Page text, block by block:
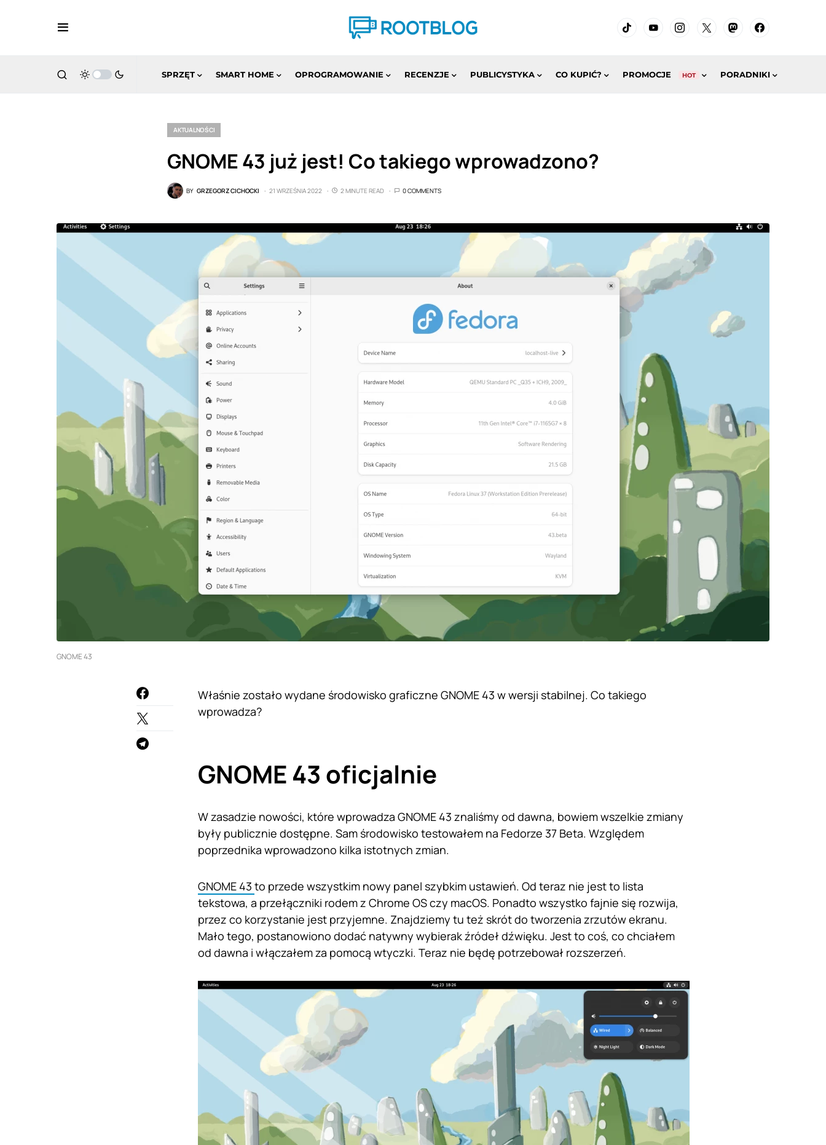
SPRZĘT SMART HOME OPROGRAMOWANIE RECENZJE PUBLICYSTYKA CO KUPIĆ? PROMOCJE HOT PORADNIKI
AKTUALNOŚCI
GNOME 43 już jest! Co takiego wprowadzono?
BY GRZEGORZ CICHOCKI 21 WRZEŚNIA 2022 2 MINUTE READ 0 COMMENTS
GNOME 43
Właśnie zostało wydane środowisko graficzne GNOME 43 w wersji stabilnej. Co takiego
wprowadza?
GNOME 43 oficjalnie
W zasadzie nowości, które wprowadza GNOME 43 znaliśmy od dawna, bowiem wszelkie zmiany
były publicznie dostępne. Sam środowisko testowałem na Fedorze 37 Beta. Względem
poprzednika wprowadzono kilka istotnych zmian.
GNOME 43 to przede wszystkim nowy panel szybkim ustawień. Od teraz nie jest to lista
tekstowa, a przełączniki rodem z Chrome OS czy macOS. Ponadto wszystko fajnie się rozwija,
przez co korzystanie jest przyjemne. Znajdziemy tu też skrót do tworzenia zrzutów ekranu.
Mało tego, postanowiono dodać natywny wybierak źródeł dźwięku. Jest to coś, co chciałem
od dawna i włączałem za pomocą wtyczki. Teraz nie będę potrzebował rozszerzeń.